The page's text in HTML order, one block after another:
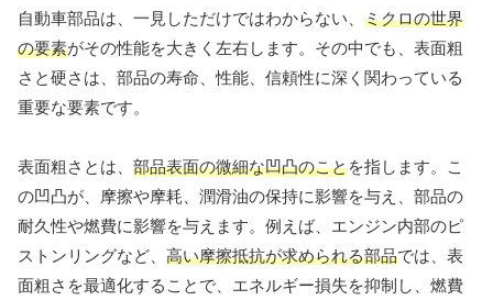
自動車部品は、一見しただけではわからない、 ミクロの世界
の要素がその性能を大きく左右します。その中でも、表面粗
さと硬さは、部品の寿命、性能、信頼性に深く関わっている
重要な要素です。
表面粗さとは、 部品表面の微細な凹凸のことを指します。こ
の凹凸が、摩擦や摩耗、潤滑油の保持に影響を与え、部品の
耐久性や燃費に影響を与えます。例えば、エンジン内部のピ
ストンリングなど、 高い摩擦抵抗が求められる部品では、表
面粗さを最適化することで、エネルギー損失を抑制し、燃費